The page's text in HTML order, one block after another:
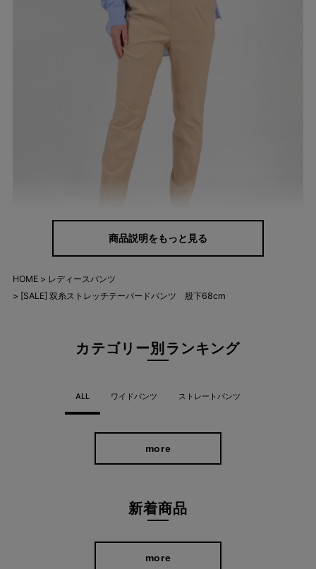
お仕事シーンでもオシャレで気分をあげたいし、普段使いできる
商品説明をもっと見る
HOME
レディースパンツ
[SALE] 双糸ストレッチテーパードパンツ 股下68cm
カテゴリー別ランキング
ALL ワイドパンツ ストレートパンツ
more
新着商品
more